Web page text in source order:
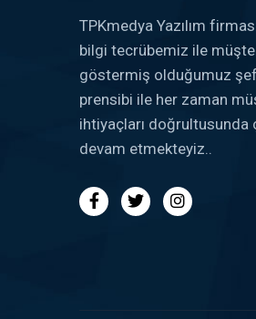
TPKmedya Yazılım
bilgi tecrübemiz ile
göstermiş olduğumuz
prensibi ile her zaman
ihtiyaçları doğrultusunda
devam etmekteyiz..